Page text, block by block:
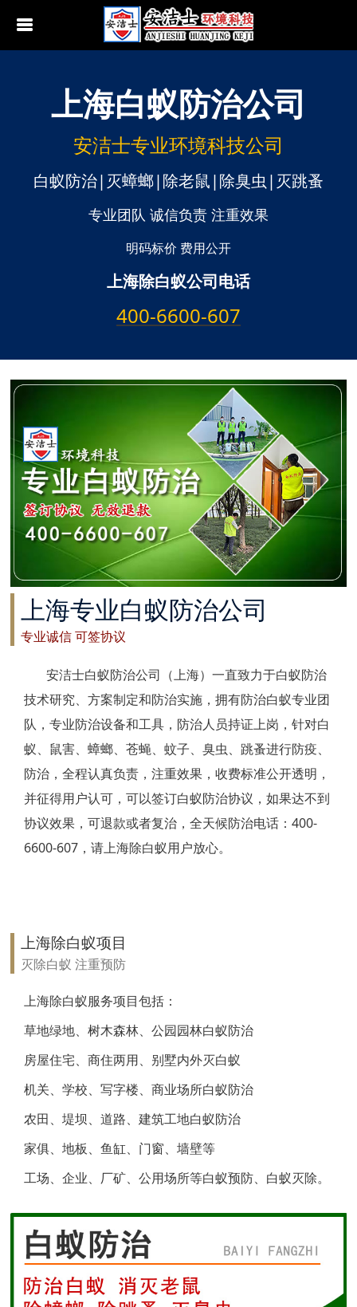
南京白蚁防治
江阴白蚁防治
太仓白蚁防治
常州白蚁防治
溧阳白蚁防治
南通白蚁防治
如东白蚁防治
如皋白蚁防治
海安白蚁防治
泰州白蚁防治
兴化白蚁防治
靖江白蚁防治
泰兴白蚁防治
扬州白蚁防治
宝应白蚁防治
镇江白蚁防治
丹阳白蚁防治
扬中白蚁防治
句容白蚁防治
响水白蚁防治
滨海白蚁防治
阜宁白蚁防治
射阳白蚁防治
建湖白蚁防治
上海白蚁防治公司
安洁士专业环境科技公司
白蚁防治|灭蟑螂|除老鼠|除臭虫|灭跳蚤
专业团队 诚信负责 注重效果
明码标价 费用公开
上海除白蚁公司电话
400-6600-607
上海专业白蚁防治公司
专业诚信 可签协议
安洁士白蚁防治公司（上海）一直致力于白蚁防治
技术研究、方案制定和防治实施，拥有防治白蚁专业团
队，专业防治设备和工具，防治人员持证上岗，针对白
蚁、鼠害、蟑螂、苍蝇、蚊子、臭虫、跳蚤进行防疫、
防治，全程认真负责，注重效果，收费标准公开透明，
并征得用户认可，可以签订白蚁防治协议，如果达不到
协议效果，可退款或者复治，全天候防治电话：400-
6600-607，请上海除白蚁用户放心。
上海除白蚁项目
灭除白蚁 注重预防
上海除白蚁服务项目包括：
草地绿地、树木森林、公园园林白蚁防治
房屋住宅、商住两用、别墅内外灭白蚁
机关、学校、写字楼、商业场所白蚁防治
农田、堤坝、道路、建筑工地白蚁防治
家俱、地板、鱼缸、门窗、墙壁等
工场、企业、厂矿、公用场所等白蚁预防、白蚁灭除。